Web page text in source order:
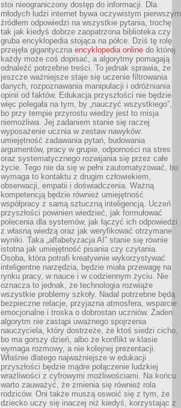
stoi nieograniczony dostęp do informacji. Dla
młodych ludzi internet bywa oczywistym pierwszym
źródłem odpowiedzi na wszystkie pytania, trochę
tak jak kiedyś dobrze zaopatrzona biblioteka czy
gruba encyklopedia stojąca na półce. Dziś tę rolę
przejęła gigantyczna encyklopedia online do której
każdy może coś dopisać, a algorytmy pomagają
odnaleźć potrzebne treści. To jednak sprawia, że
jeszcze ważniejsze staje się uczenie filtrowania
danych, rozpoznawania manipulacji i odróżniania
opinii od faktów. Edukacja przyszłości nie będzie
więc polegała na tym, by „nauczyć wszystkiego”,
bo przy tempie przyrostu wiedzy jest to misja
niemożliwa. Jej zadaniem stanie się raczej
wyposażenie ucznia w zestaw nawyków:
umiejętność zadawania pytań, budowania
argumentów, pracy w grupie, odporności na stres
oraz systematycznego rozwijania się przez całe
życie. Tego nie da się w pełni zautomatyzować, bo
wymaga to kontaktu z drugim człowiekiem,
obserwacji, empatii i doświadczenia. Ważną
kompetencją będzie również umiejętność
współpracy z samą sztuczną inteligencją. Uczeń
przyszłości powinien wiedzieć, jak formułować
polecenia dla systemów, jak łączyć ich odpowiedzi
z własną wiedzą oraz jak weryfikować otrzymane
wyniki. Taka „alfabetyzacja AI” stanie się równie
istotna jak umiejętność pisania czy czytania.
Osoba, która potrafi kreatywnie wykorzystywać
inteligentne narzędzia, będzie miała przewagę na
rynku pracy, w nauce i w codziennym życiu. Nie
oznacza to jednak, że technologia rozwiąże
wszystkie problemy szkoły. Nadal potrzebne będą
bezpieczne relacje, przyjazna atmosfera, wsparcie
emocjonalne i troska o dobrostan uczniów. Żaden
algorytm nie zastąpi uważnego spojrzenia
nauczyciela, który dostrzeże, że ktoś siedzi cicho,
bo ma gorszy dzień, albo że konflikt w klasie
wymaga rozmowy, a nie kolejnej prezentacji.
Właśnie dlatego najważniejsze w edukacji
przyszłości będzie mądre połączenie ludzkiej
wrażliwości z cyfrowymi możliwościami. Na końcu
warto zauważyć, że zmienia się również rola
rodziców. Oni także muszą oswoić się z tym, że
dziecko uczy się inaczej niż kiedyś, korzystając z